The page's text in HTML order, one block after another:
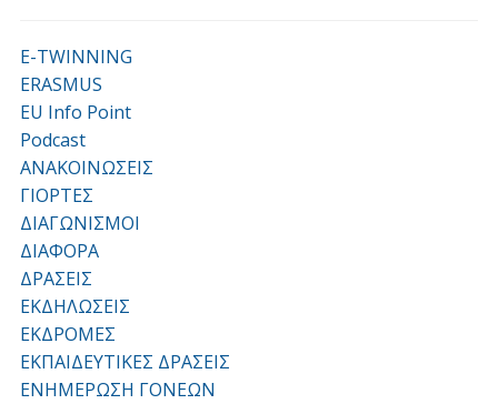
E-TWINNING
ERASMUS
EU Info Point
Podcast
ΑΝΑΚΟΙΝΩΣΕΙΣ
ΓΙΟΡΤΕΣ
ΔΙΑΓΩΝΙΣΜΟΙ
ΔΙΑΦΟΡΑ
ΔΡΑΣΕΙΣ
ΕΚΔΗΛΩΣΕΙΣ
ΕΚΔΡΟΜΕΣ
ΕΚΠΑΙΔΕΥΤΙΚΕΣ ΔΡΑΣΕΙΣ
ΕΝΗΜΕΡΩΣΗ ΓΟΝΕΩΝ